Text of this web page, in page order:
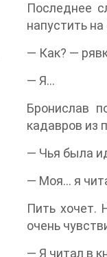
Последнее
напустить
— Как? —
— Я…
Бронислав
кадавров из
— Чья была
— Моя… я
Пить хочет.
очень
— Я читал в